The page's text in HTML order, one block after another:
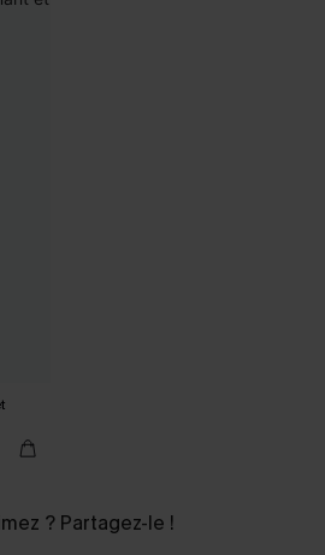
? Partagez-le !